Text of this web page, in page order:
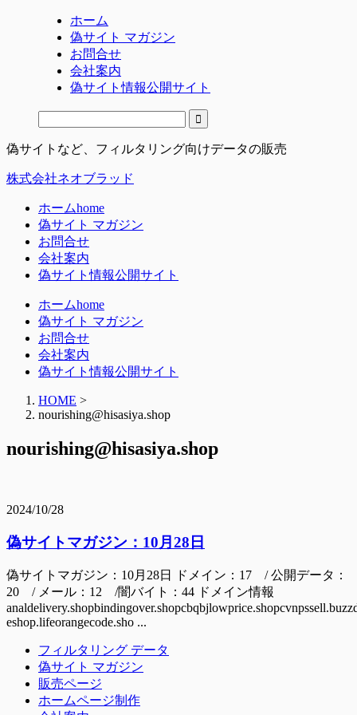
ホーム
偽サイト マガジン
お問合せ
会社案内
偽サイト情報公開サイト
偽サイトなど、フィルタリング向けデータの販売
株式会社ネオブラッド
ホームhome
偽サイト マガジン
お問合せ
会社案内
偽サイト情報公開サイト
ホームhome
偽サイト マガジン
お問合せ
会社案内
偽サイト情報公開サイト
HOME >
nourishing@hisasiya.shop
nourishing@hisasiya.shop
2024/10/28
偽サイトマガジン：10月28日
偽サイトマガジン：10月28日 ドメイン：17 / 公開データ：
20 / メール：12 /闇バイト：44 ドメイン情報
eshop.lifeorangecode.sho ...
フィルタリング データ
偽サイト マガジン
販売ページ
ホームページ制作